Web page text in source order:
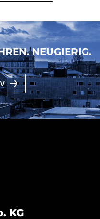
NEUGIERIG.
KG